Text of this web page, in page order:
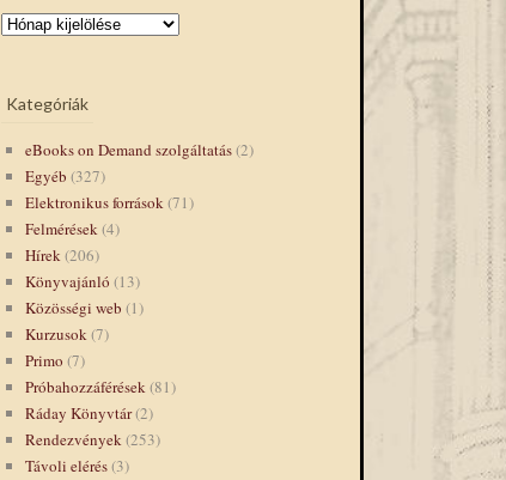
Kategóriák
eBooks on Demand szolgáltatás(2)
Egyéb (327)
Elektronikus források(71)
Felmérések(4)
Hírek(206)
Könyvajánló (13)
Közösségi web (1)
Kurzusok(7)
Primo (7)
Próbahozzáférések(81)
Ráday Könyvtár(2)
Rendezvények(253)
Távoli elérés(3)